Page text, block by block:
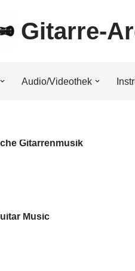
Gitarre-
Audio/Videothek
Gitarrenmusik
Music